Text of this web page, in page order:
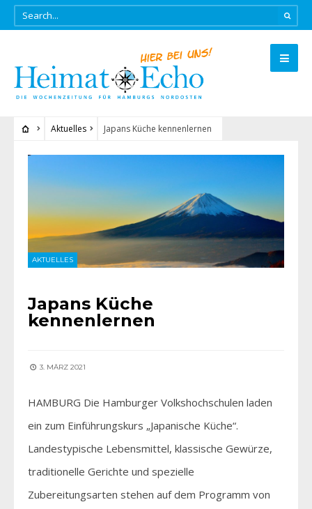
Aktuelles Japans Küche kennenlernen
AKTUELLES
Japans Küche
kennenlernen
3. MÄRZ 2021
HAMBURG Die Hamburger Volkshochschulen laden
ein zum Einführungskurs „Japanische Küche“.
Landestypische Lebensmittel, klassische Gewürze,
traditionelle Gerichte und spezielle
Zubereitungsarten stehen auf dem Programm von